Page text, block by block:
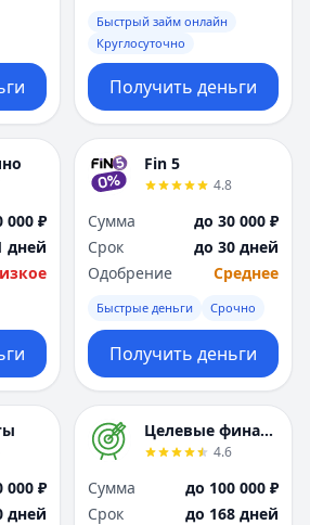
Сургут
Т
Тверь
Тольятти
Томск
Тула
Тюмень
Ульяновск
Х
Хабаровск
Ч
Чебоксары
Челябинск
Я
Вся Россия
Сургут
Т
Тверь
Тольятти
Томск
Тула
Тюмень
Ульяновск
Х
Хабаровск
Ч
Чебоксары
Челябинск
Я
Вся Россия
Быстрый займ онлайн
Круглосуточно
Получить деньги
000 ₽
дней
Fin 5
4.8
Сумма
до 30 000 ₽
Срок
до 30 дней
Одобрение
Среднее
Быстрые деньги Срочно
Получить деньги
000 ₽
дней
Целевые финансы
4.6
Сумма
до 100 000 ₽
Срок
до 168 дней